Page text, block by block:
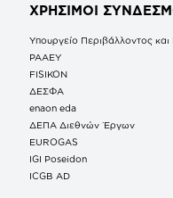
ΧΡΗΣΙΜΟΙ
Υπουργείο Περιβάλλοντος και
ΡΑΑΕΥ
FISIKON
ΔΕΣΦΑ
enaon eda
ΔΕΠΑ Διεθνών Έργων
EUROGAS
IGI Poseidon
ICGB AD